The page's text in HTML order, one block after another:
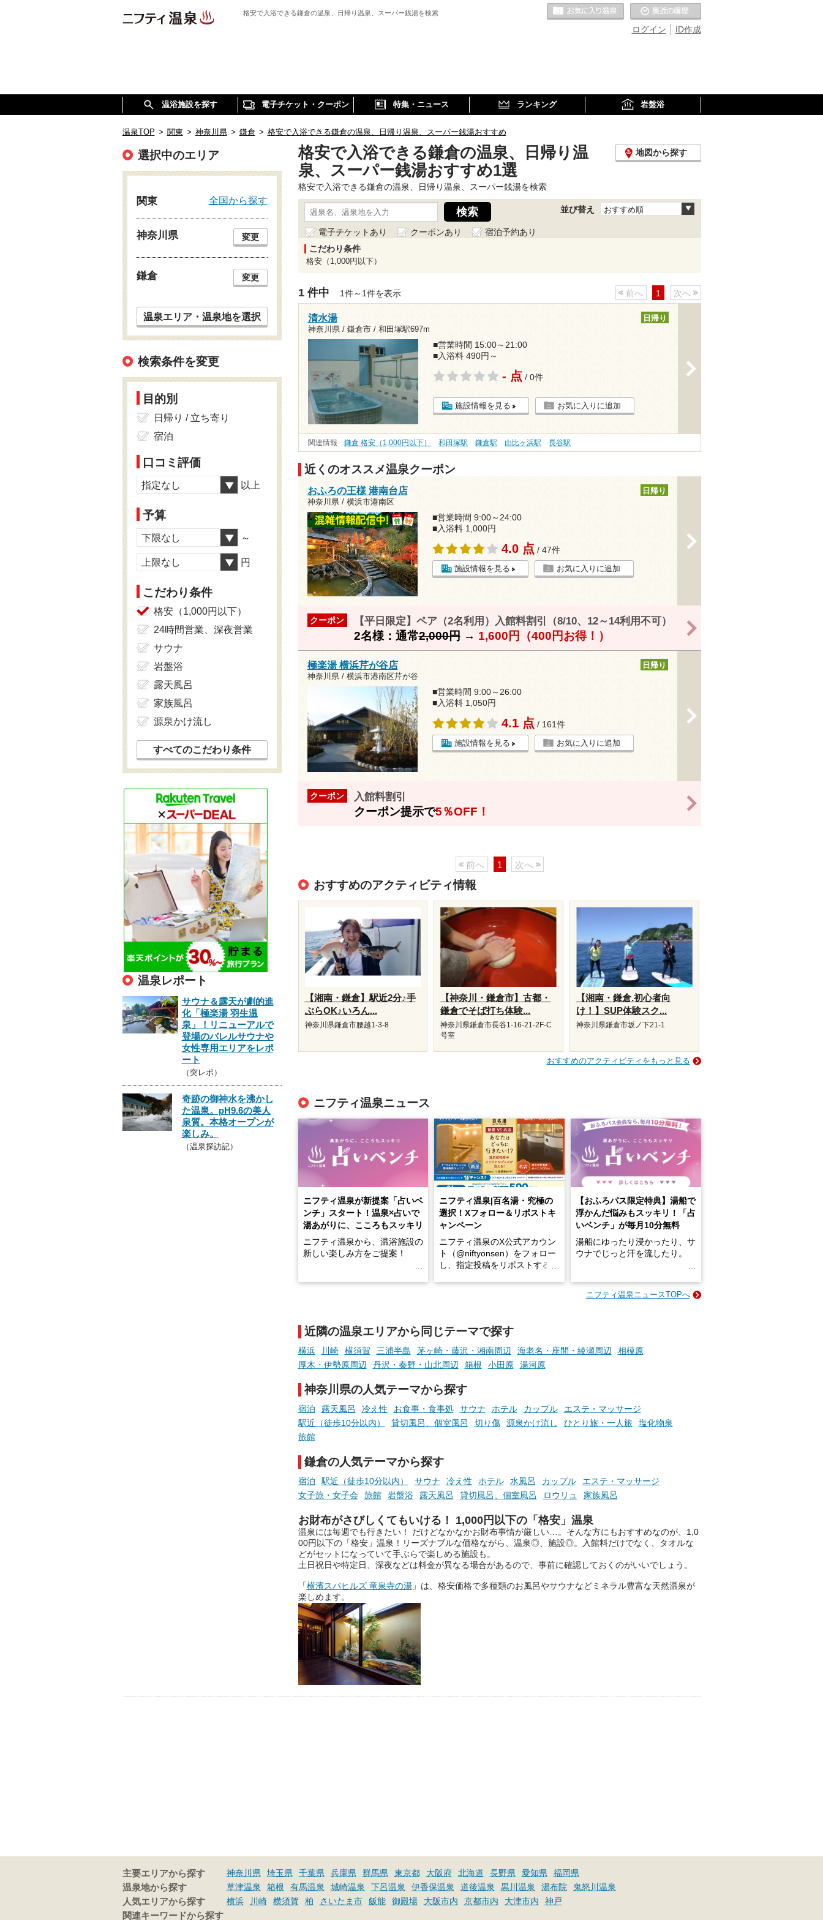
格安で入浴できる鎌倉の温泉、日帰り温泉、スーパー銭湯を検索
ID作成
ログイン
お気に入りの温泉
温浴施設を探す 電子チケット・クーポン 特集・ニュース ランキング 岩盤浴
温泉TOP > 関東 > 神奈川県 > 鎌倉 > 格安で入浴できる鎌倉の温泉、日帰り温泉、スーパー銭湯おすすめ
格安で入浴できる鎌倉の温泉、日帰り温
泉、スーパー銭湯おすすめ1選
地図から探す
格安で入浴できる鎌倉の温泉、日帰り温泉、スーパー銭湯を検索
並び替え おすすめ順
電子チケットあり クーポンあり
宿泊予約あり
こだわり条件
格安（1,000円以下）
1 件中 1件～1件を表示 前へ 1 次へ
清水湯
神奈川県 / 鎌倉市 / 和田塚駅697m
日帰り
■営業時間 15:00～21:00
■入浴料 490円～
- 点 / 0件
施設情報を見る お気に入りに追加
関連情報 鎌倉 格安（1,000円以下） 和田塚駅 鎌倉駅 由比ヶ浜駅 長谷駅
近くのオススメ温泉クーポン
おふろの王様 港南台店
神奈川県 / 横浜市港南区
日帰り
■営業時間 9:00～24:00
■入浴料 1,000円
4.0 点 / 47件
施設情報を見る お気に入りに追加
クーポン 【平日限定】ペア（2名利用）入館料割引（8/10、12～14利用不可）
2名様：通常2,000円→ 1,600円（400円お得！）
極楽湯 横浜芹が谷店
神奈川県 / 横浜市港南区芹が谷
日帰り
■営業時間 9:00～26:00
■入浴料 1,050円
4.1 点 / 161件
施設情報を見る お気に入りに追加
クーポン 入館料割引
クーポン提示で5％OFF！
>
前へ 1 次へ
おすすめのアクティビティ情報
【湘南・鎌倉】駅近2分♪手
ぶらOK♪いろん...
神奈川県鎌倉市腰越1-3-8
【神奈川・鎌倉市】古都・
鎌倉でそば打ち体験...
神奈川県鎌倉市長谷1-16-21-2F-C
号室
【湘南・鎌倉.初心者向
け！】SUP体験スク...
神奈川県鎌倉市坂ノ下21-1
おすすめのアクティビティをもっと見る
ニフティ温泉ニュース
ニフティ温泉が新提案「占いベ
ンチ」スタート！温泉×占いで
湯あがりに、こころもスッキリ
ニフティ温泉から、温浴施設の
新しい楽しみ方をご提案！
手相やタロットなど気軽に楽し
める占いで、“ととのう”おふろ
時間を、もっと特別に。
ニフティ温泉|百名湯・究極の
選択！Xフォロー＆リポストキ
ャンペーン
ニフティ温泉のX公式アカウン
ト（@niftyonsen）をフォロー
し、指定投稿をリポストする
【おふろパス限定特典】湯船で
浮かんだ悩みもスッキリ！「占
いベンチ」が毎月10分無料
湯船にゆったり浸かったり、サ
ウナでじっと汗を流したり。
そんな「一人でぼんやり過ごす
でくることはありませんか？
らこそ向き合える、大切な自分
の本音。
は、そんなあなたの心のつぶや
きをプロの占い師に相談するこ
とができるサービスです。
おふろパス会員様なら、この特
ニフティ温泉ニュースTOPへ
近隣の温泉エリアから同じテーマで探す
横浜 川崎 横須賀 三浦半島 茅ヶ崎・藤沢・湘南周辺 海老名・座間・綾瀬周辺
相模原
厚木・伊勢原周辺
丹沢・秦野・山北周辺 箱根 小田原 湯河原
神奈川県の人気テーマから探す
宿泊 露天風呂 冷え性 お食事・食事処 サウナ ホテル カップル
エステ・マッサージ
駅近（徒歩10分以内）
貸切風呂、個室風呂 切り傷 源泉かけ流し ひとり旅・一人旅
塩化物泉
旅館
鎌倉の人気テーマから探す
宿泊 駅近（徒歩10分以内） サウナ 冷え性 ホテル 水風呂 カップル
エステ・マッサージ
女子旅・女子会
旅館 岩盤浴 露天風呂 貸切風呂、個室風呂 ロウリュ 家族風呂
お財布がさびしくてもいける！ 1,000円以下の「格安」温泉
温泉には毎週でも行きたい！ だけどなかなかお財布事情が厳しい…。そんな方にもおすすめなのが、1,0
00円以下の「格安」温泉！リーズナブルな価格ながら、温泉◎、施設◎。入館料だけでなく、タオルな
どがセットになっていて手ぶらで楽しめる施設も。
土日祝日や特定日、深夜などは料金が異なる場合があるので、事前に確認しておくのがいいでしょう。
「横濱スパヒルズ 竜泉寺の湯」は、格安価格で多種類のお風呂やサウナなどミネラル豊富な天然温泉が
楽しめます。
選択中のエリア
関東 全国から探す
神奈川県 変更
鎌倉 変更
温泉エリア・温泉地を選択
検索条件を変更
目的別
日帰り / 立ち寄り
宿泊
口コミ評価
指定なし 以上
予算
下限なし ～
上限なし 円
こだわり条件
格安（1,000円以下）
24時間営業、深夜営業
サウナ
岩盤浴
露天風呂
家族風呂
源泉かけ流し
すべてのこだわり条件
温泉レポート
サウナ＆露天が劇的進
化「極楽湯 羽生温
泉」！リニューアルで
登場のバレルサウナや
女性専用エリアをレポ
ート
（突レポ）
奇跡の御神水を沸かし
た温泉。pH9.6の美人
泉質。本格オープンが
楽しみ。
（温泉探訪記）
主要エリアから探す 神奈川県 埼玉県 千葉県 兵庫県 群馬県 東京都 大阪府 北海道 長野県 愛知県
福岡県
温泉地から探す
草津温泉 箱根 有馬温泉 城崎温泉 下呂温泉 伊香保温泉 道後温泉 黒川温泉 湯布院
鬼怒川温泉
人気エリアから探す
横浜 川崎 横須賀 柏 さいたま市 飯能 御殿場 大阪市内 京都市内 大津市内
神戸
関連キーワードから探す